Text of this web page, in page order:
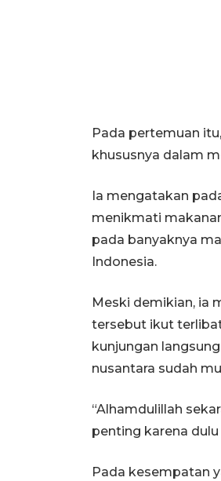
Pada pertemuan
khususnya dalam
Ia mengatakan
menikmati
pada banyaknya
Indonesia.
Meski demikian, ia
tersebut ikut
kunjungan
nusantara sudah
“Alhamdulillah
penting karena
Pada kesempatan